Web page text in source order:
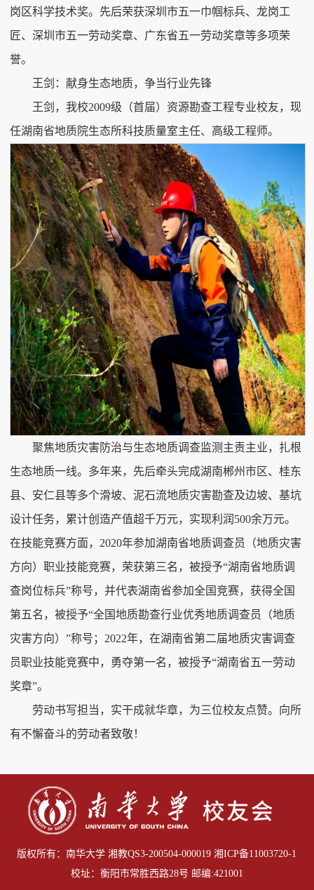
岗区科学技术奖。先后荣获深圳市五一巾帼标兵、龙岗工
匠、深圳市五一劳动奖章、广东省五一劳动奖章等多项荣
誉。
王剑：献身生态地质，争当行业先锋
王剑，我校2009级（首届）资源勘查工程专业校友，现
任湖南省地质院生态所科技质量室主任、高级工程师。
聚焦地质灾害防治与生态地质调查监测主责主业，扎根
生态地质一线。多年来，先后牵头完成湖南郴州市区、桂东
县、安仁县等多个滑坡、泥石流地质灾害勘查及边坡、基坑
设计任务，累计创造产值超千万元，实现利润500余万元。
在技能竞赛方面，2020年参加湖南省地质调查员（地质灾害
方向）职业技能竞赛，荣获第三名，被授予“湖南省地质调
查岗位标兵”称号，并代表湖南省参加全国竞赛，获得全国
第五名，被授予“全国地质勘查行业优秀地质调查员（地质
灾害方向）”称号；2022年，在湖南省第二届地质灾害调查
员职业技能竞赛中，勇夺第一名，被授予“湖南省五一劳动
奖章”。
劳动书写担当，实干成就华章，为三位校友点赞。向所
有不懈奋斗的劳动者致敬！
版权所有：南华大学 湘教QS3-200504-000019湘ICP备11003720-1
校址：衡阳市常胜西路28号 邮编:421001